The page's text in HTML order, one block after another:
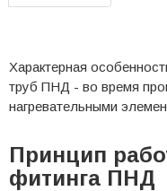
Характерная
труб ПНД - во время
нагревательными
Принцип
фитинга ПНД